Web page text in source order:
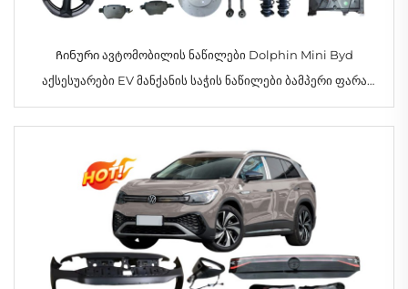
Ჩინური ავტომობილის ნაწილები Dolphin Mini Byd
აქსესუარები EV მანქანის საჭის ნაწილები ბამპერი ფარა
დისკი რეშეტკა უკანა ფარა Seagull 2024 2025-სთვის